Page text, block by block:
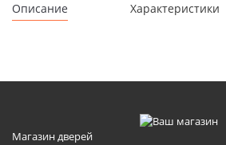
Описание Характеристики
Магазин дверей